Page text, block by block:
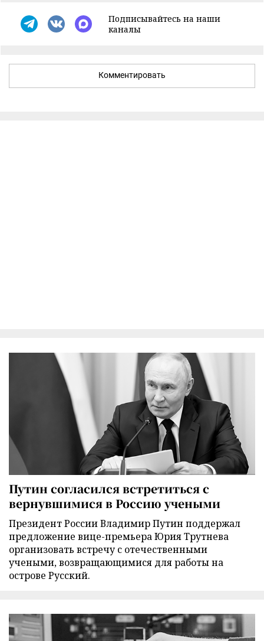
Подписывайтесь на наши
каналы
Комментировать
Путин согласился встретиться с
вернувшимися в Россию учеными
Президент России Владимир Путин поддержал
предложение вице-премьера Юрия Трутнева
организовать встречу с отечественными
учеными, возвращающимися для работы на
острове Русский.